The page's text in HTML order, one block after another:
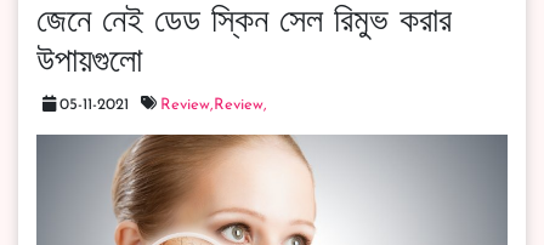
জেনে নেই ডেড স্কিন সেল রিমুভ করার
উপায়গুলো
05-11-2021 Review, Review,